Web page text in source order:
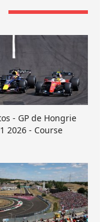
- GP de Hongrie
2026 - Course